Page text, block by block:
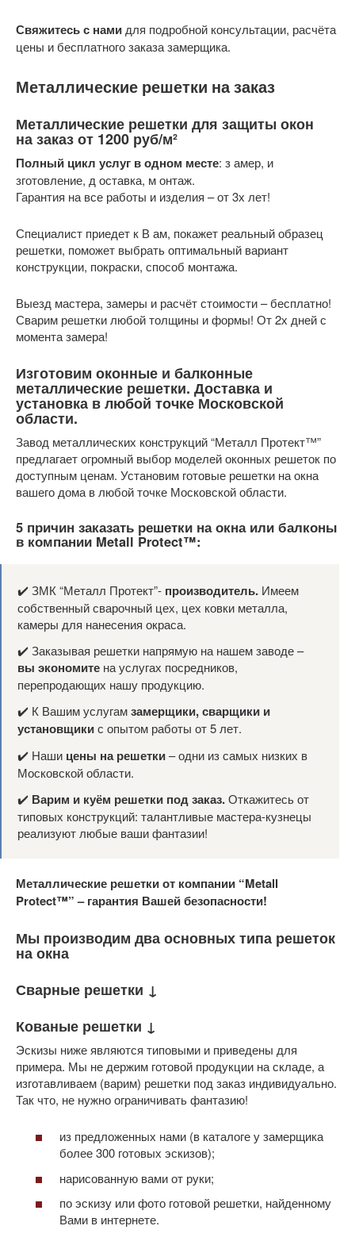
Свяжитесь с намидля подробной консультации, расчёта
цены и бесплатного заказа замерщика.
Металлические решетки на заказ
Металлические решетки для защиты окон
на заказ от 1200 руб/м²
Полный цикл услуг в одном месте: з амер, и
зготовление, д оставка, м онтаж.
Гарантия на все работы и изделия – от 3х лет!
Специалист приедет к В ам, покажет реальный образец
решетки, поможет выбрать оптимальный вариант
конструкции, покраски, способ монтажа.
Выезд мастера, замеры и расчёт стоимости – бесплатно!
Сварим решетки любой толщины и формы! От 2х дней с
момента замера!
Изготовим оконные и балконные
металлические решетки. Доставка и
установка в любой точке Московской
области.
Завод металлических конструкций “Металл Протект™”
предлагает огромный выбор моделей оконных решеток по
доступным ценам. Установим готовые решетки на окна
вашего дома в любой точке Московской области.
5 причин заказать решетки на окна или балконы
в компании Metall Protect™:
✔️ ЗМК “Металл Протект”- производитель. Имеем
собственный сварочный цех, цех ковки металла,
камеры для нанесения окраса.
✔️ Заказывая решетки напрямую на нашем заводе –
вы экономите на услугах посредников,
перепродающих нашу продукцию.
✔️ К Вашим услугамзамерщики, сварщики и
установщикис опытом работы от 5 лет.
✔️ Наши цены на решетки– одни из самых низких в
Московской области.
✔️ Варим и куём решетки под заказ.Откажитесь от
типовых конструкций: талантливые мастера-кузнецы
реализуют любые ваши фантазии!
Металлические решетки от компании “Metall
Protect™” – гарантия Вашей безопасности!
Мы производим два основных типа решеток
на окна
Сварные решетки ↓​
Кованые решетки ↓​
Эскизы ниже являются типовыми и приведены для
примера. Мы не держим готовой продукции на складе, а
изготавливаем (варим) решетки под заказ индивидуально.
Так что, не нужно ограничивать фантазию!
из предложенных нами (в каталоге у замерщика
более 300 готовых эскизов);
нарисованную вами от руки;
по эскизу или фото готовой решетки, найденному
Вами в интернете.